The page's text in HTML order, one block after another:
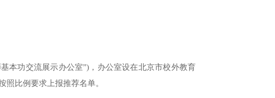
功交流展示办公室”)，办公室设在北京市校外教育
比例要求上报推荐名单。